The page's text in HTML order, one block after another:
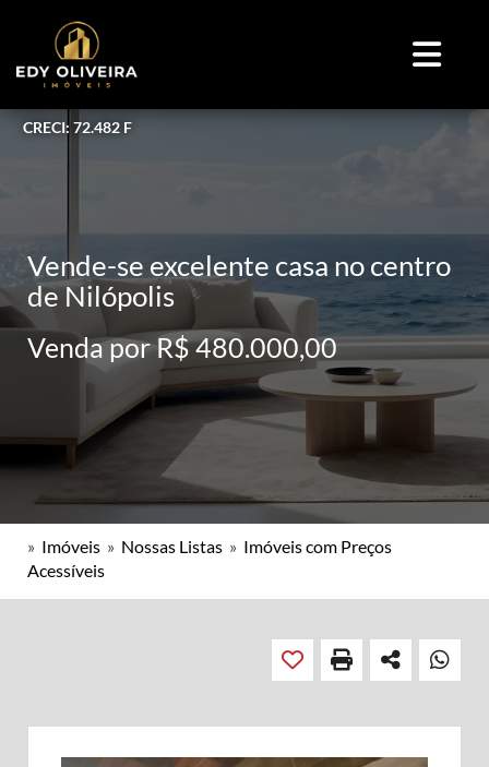
CRECI: 72.482 F
Vende-se excelente casa no centro
de Nilópolis
Venda por R$ 480.000,00
» Imóveis » Nossas Listas » Imóveis com Preços
Acessíveis